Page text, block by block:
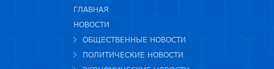
ГЛАВНАЯ
НОВОСТИ
ОБЩЕСТВЕННЫЕ НОВОСТИ
ПОЛИТИЧЕСКИЕ НОВОСТИ